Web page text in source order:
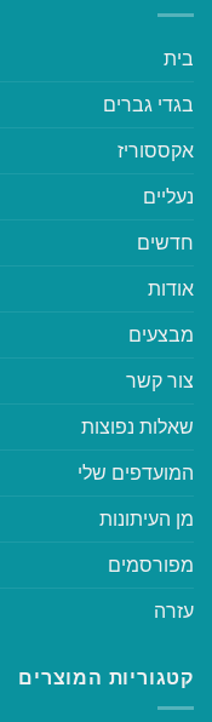
בית
בגדי גברים
אקססוריז
נעליים
חדשים
אודות
מבצעים
צור קשר
שאלות נפוצות
המועדפים שלי
מן העיתונות
מפורסמים
עזרה
קטגוריות המוצרים